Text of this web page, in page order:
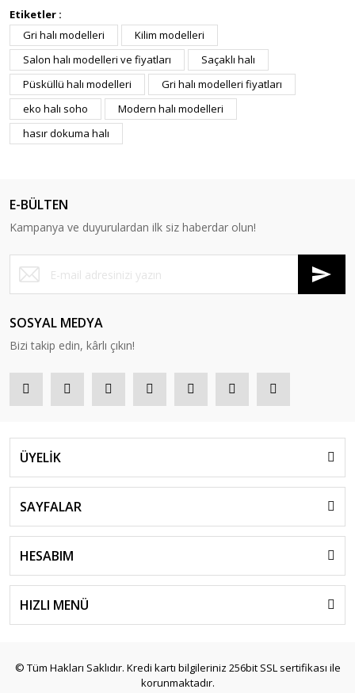
Etiketler :
Gri halı modelleri
Kilim modelleri
Salon halı modelleri ve fiyatları
Saçaklı halı
Püsküllü halı modelleri
Gri halı modelleri fiyatları
eko halı soho
Modern halı modelleri
hasır dokuma halı
E-BÜLTEN
Kampanya ve duyurulardan ilk siz haberdar olun!
SOSYAL MEDYA
Bizi takip edin, kârlı çıkın!
ÜYELİK
SAYFALAR
HESABIM
HIZLI MENÜ
© Tüm Hakları Saklıdır. Kredi kartı bilgileriniz 256bit SSL sertifikası ile
korunmaktadır.